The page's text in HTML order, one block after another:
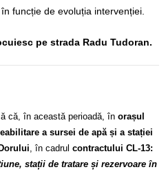
, în funcție de evoluția intervenției.
pe strada Radu Tudoran.
că, în această perioadă, în orașul
a sursei de apă și a stației
, în cadrul contractului CL-13:
stații de tratare și rezervoare în